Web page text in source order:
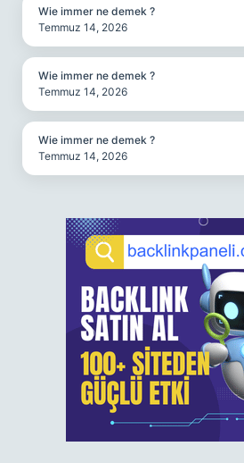
Wie immer ne demek ?
Temmuz 14, 2026
Wie immer ne demek ?
Temmuz 14, 2026
Wie immer ne demek ?
Temmuz 14, 2026